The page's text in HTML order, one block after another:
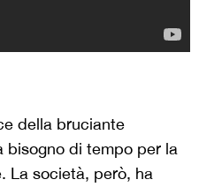
della bruciante
bisogno di tempo per la
La società, però, ha